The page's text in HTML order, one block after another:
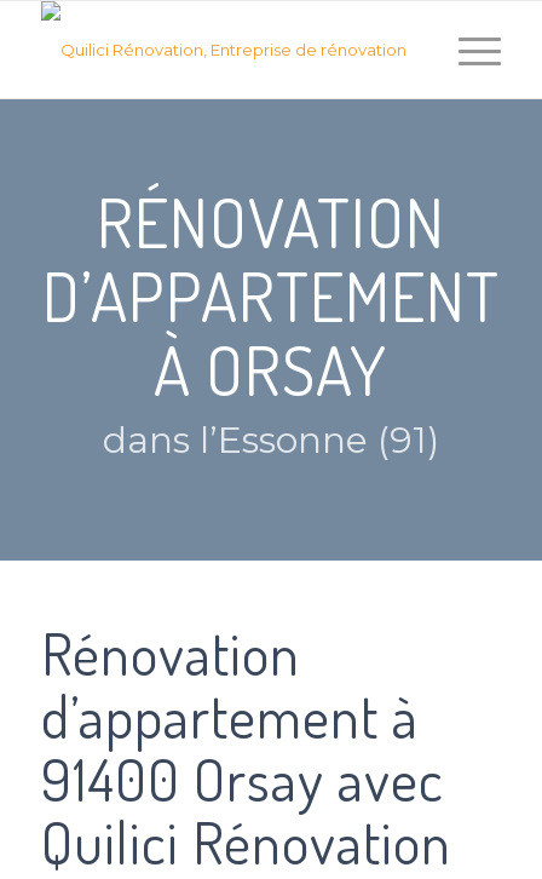
RÉNOVATION
D’APPARTEMENT
À ORSAY
dans l’Essonne (91)
Rénovation
d’appartement à
91400 Orsay avec
Quilici Rénovation